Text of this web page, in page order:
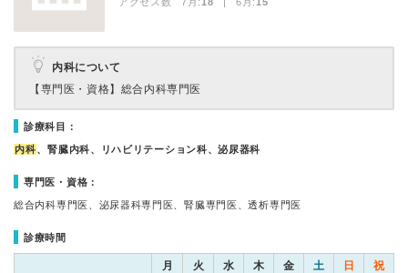
内科について
【専門医・資格】 総合内科専門医
診療科目：
内科、腎臓内科、リハビリテーション科、泌尿器科
専門医・資格：
総合内科専門医、泌尿器科専門医、腎臓専門医、透析専門医
診療時間
月 火 水 木 金 土 日 祝